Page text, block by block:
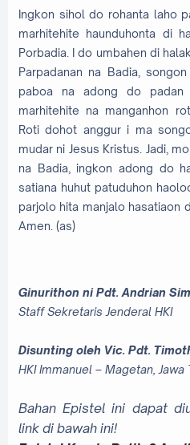
Ingkon sihol do rohanta laho
marhitehite haunduhonta di
Porbadia. I do umbahen di
Parpadanan na Badia,
paboa na adong do
marhitehite na manganhon
Roti dohot anggur i ma
mudar ni Jesus Kristus. Jadi,
na Badia, ingkon adong do
satiana huhut patuduhon
parjolo hita manjalo hasatiaon
Amen. (as)
Ginurithon ni Pdt. Andrian
Staff Sekretaris Jenderal HKI
Disunting oleh Vic. Pdt.
HKI Immanuel – Magetan, Jawa
Bahan Epistel ini dapat
link di bawah ini!